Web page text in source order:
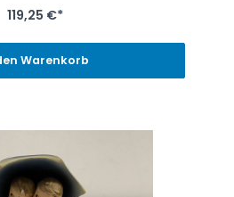
119,25 €*
Warenkorb